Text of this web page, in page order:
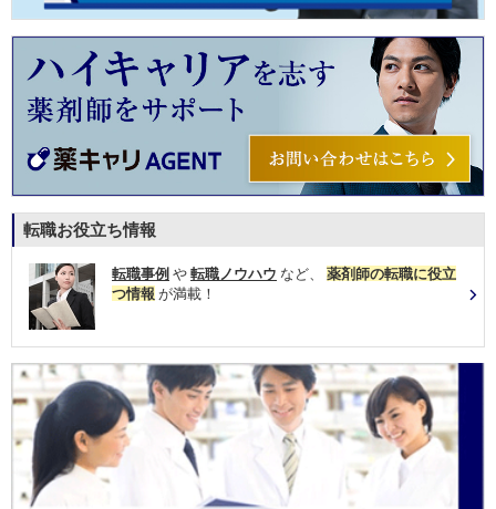
転職お役立ち情報
転職事例 や 転職ノウハウ など、 薬剤師の転職に役立
つ情報 が満載！